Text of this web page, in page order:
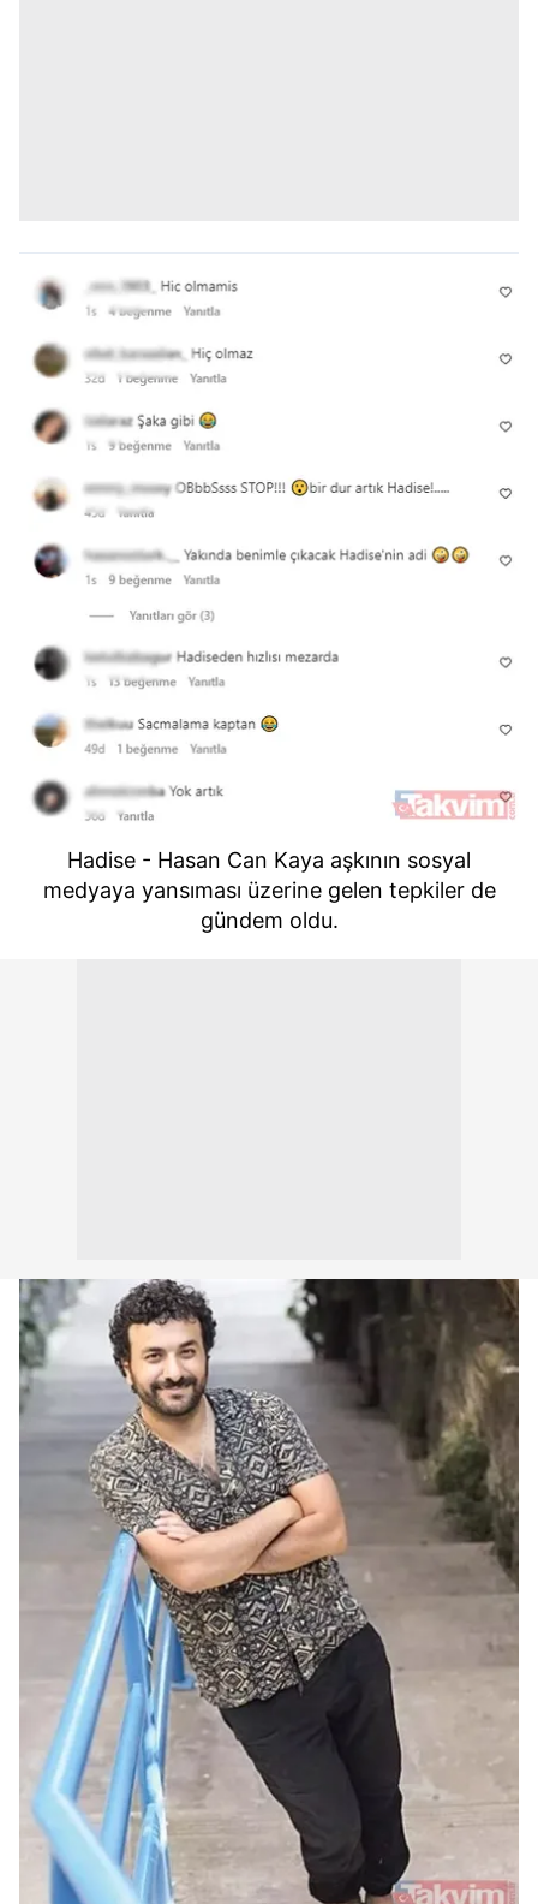
Hadise - Hasan Can Kaya aşkının sosyal
medyaya yansıması üzerine gelen tepkiler de
gündem oldu.